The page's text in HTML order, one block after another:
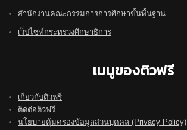
สำนักงานคณะกรรมการการศึกษาขั้นพื้นฐาน
เว็ปไซท์กระทรวงศึกษาธิการ
เมนูของติวฟรี
เกี่ยวกับติวฟรี
ติดต่อติวฟรี
นโยบายคุ้มครองข้อมูลส่วนบุคคล (Privacy Policy)